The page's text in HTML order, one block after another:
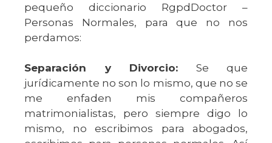
pequeño diccionario RgpdDoctor –
Personas Normales, para que no nos
perdamos:
Separación y Divorcio: Se que
jurídicamente no son lo mismo, que no se
me enfaden mis compañeros
matrimonialistas, pero siempre digo lo
mismo, no escribimos para abogados,